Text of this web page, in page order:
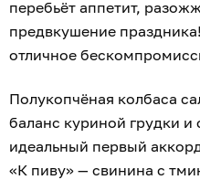
перебьёт аппетит,
предвкушение
отличное
Полукопчёная колбаса
баланс куриной грудки
идеальный первый
«К пиву» — свинина с